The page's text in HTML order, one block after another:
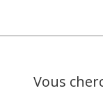
Vous